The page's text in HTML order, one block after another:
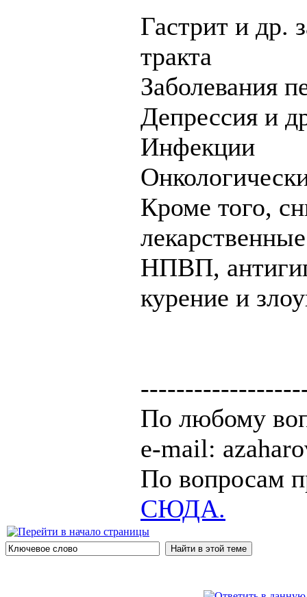
Гастрит и др.
тракта
Заболевания
Депрессия и
Инфекции
Кроме того,
НПВП,
курение и
По любому
e-mail:
По вопросам
СЮДА.